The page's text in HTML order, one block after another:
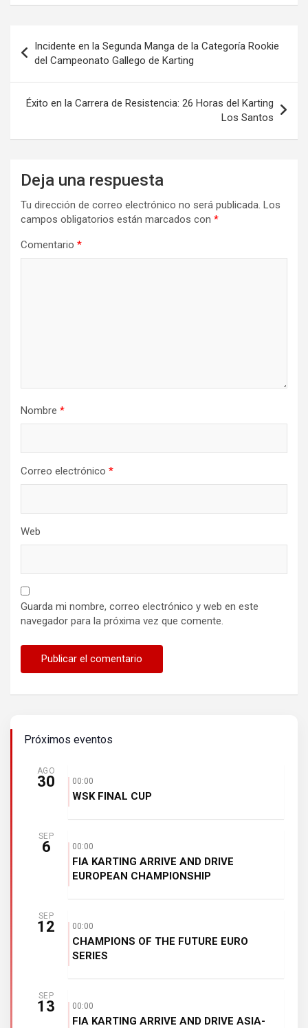
de
entradas
Incidente en la Segunda Manga de la Categoría Rookie
del Campeonato Gallego de Karting
Éxito en la Carrera de Resistencia: 26 Horas del Karting
Los Santos
Deja una respuesta
Tu dirección de correo electrónico no será publicada. Los
campos obligatorios están marcados con *
Comentario *
Nombre *
Correo electrónico *
Web
Guarda mi nombre, correo electrónico y web en este
navegador para la próxima vez que comente.
Próximos eventos
AGO
30 00:00
WSK FINAL CUP
SEP
6 00:00
FIA KARTING ARRIVE AND DRIVE
EUROPEAN CHAMPIONSHIP
SEP
12 00:00
CHAMPIONS OF THE FUTURE EURO
SERIES
SEP
13 00:00
FIA KARTING ARRIVE AND DRIVE ASIA-